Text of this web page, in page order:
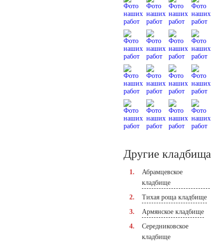
Другие кладбища
Абрамцевское
кладбище
Тихая роща кладбище
Армянское кладбище
Середниковское
кладбище